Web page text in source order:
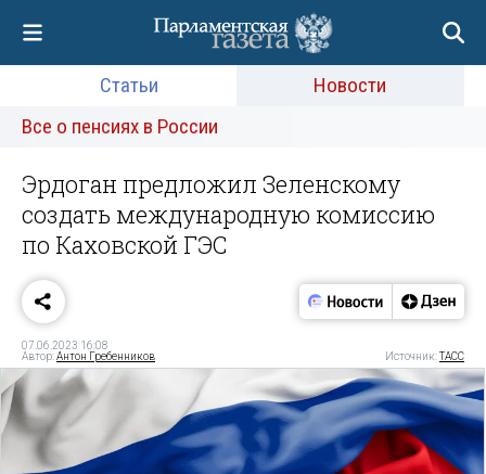
Статьи
Новости
Все о пенсиях в России
Эрдоган предложил Зеленскому
создать международную комиссию
по Каховской ГЭС
07.06.2023 16:08
Автор:Антон Гребенников Источник:ТАСС